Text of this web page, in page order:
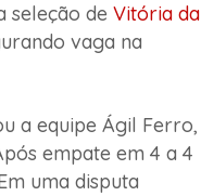
seleção de Vitória da
vaga na
a equipe Ágil Ferro,
empate em 4 a 4
uma disputa